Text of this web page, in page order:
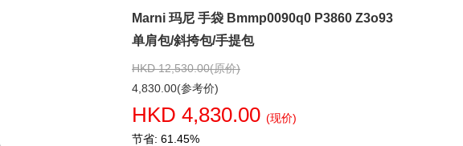
Marni 玛尼 手袋 Bmmp0090q0 P3860 Z3o93
单肩包/斜挎包/手提包
HKD 12,530.00(原价)
4,830.00(参考价)
HKD 4,830.00 (现价)
节省: 61.45%
Submariner 124060-0001 精钢
无日历 黑水鬼
102,000.00